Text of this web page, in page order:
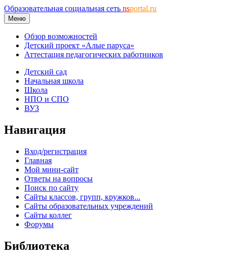
Образовательная социальная сеть nsportal.ru
Меню
Обзор возможностей
Детский проект «Алые паруса»
Аттестация педагогических работников
Детский сад
Начальная школа
Школа
НПО и СПО
ВУЗ
Навигация
Вход/регистрация
Главная
Мой мини-сайт
Ответы на вопросы
Поиск по сайту
Сайты классов, групп, кружков...
Сайты образовательных учреждений
Сайты коллег
Форумы
Библиотека